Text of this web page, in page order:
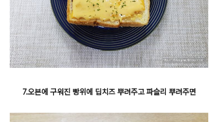
7.오븐에 구워진 빵위에 딥치즈 뿌려주고 파슬리 뿌려주면